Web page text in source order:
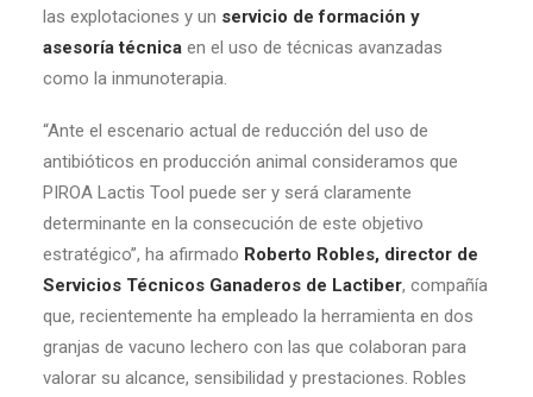
las explotaciones y un servicio de formación y
asesoría técnica en el uso de técnicas avanzadas
como la inmunoterapia.
“Ante el escenario actual de reducción del uso de
antibióticos en producción animal consideramos que
PIROA Lactis Tool puede ser y será claramente
determinante en la consecución de este objetivo
estratégico”, ha afirmado Roberto Robles, director de
Servicios Técnicos Ganaderos de Lactiber, compañía
que, recientemente ha empleado la herramienta en dos
granjas de vacuno lechero con las que colaboran para
valorar su alcance, sensibilidad y prestaciones. Robles